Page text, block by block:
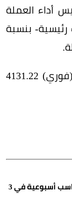
أداء العملة
بنسبة
وتراجعت أوقية الذهب إلى الذهب (فوري) 4131.22
النحاس يتجه لأكبر مكاسب أسبوعية في 3